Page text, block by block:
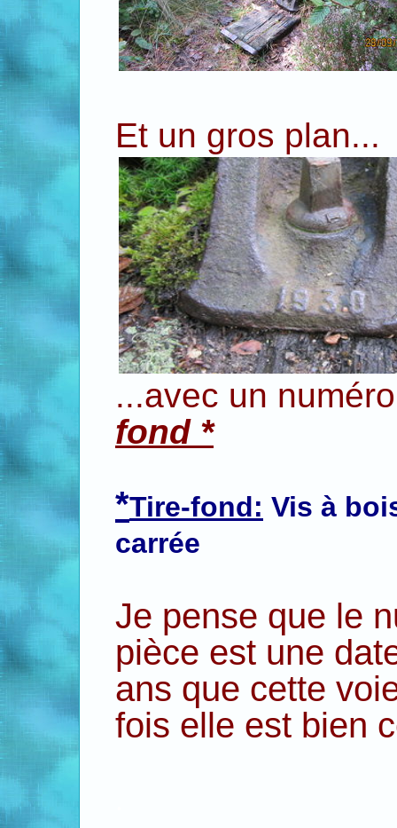
Et un gros plan...
...avec un
fond *
*Tire-fond: Vis à
carrée
Je pense que le
pièce est une
ans que cette
fois elle est bien